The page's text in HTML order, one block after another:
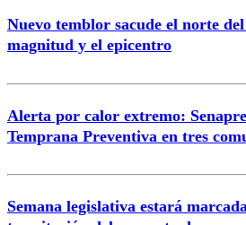
Nuevo temblor sacude el norte
magnitud y el epicentro
Alerta por calor extremo:
Temprana Preventiva en tres
Semana legislativa estará